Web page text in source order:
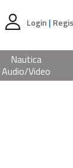
Login |
Nautica
Audio/Video